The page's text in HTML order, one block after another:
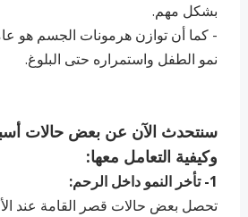
بشكل مهم.
- كما أن توازن هرمونات الجسم هو
نمو الطفل واستمراره حتى البلوغ.
سنتحدث الآن عن بعض حالات
وكيفية التعامل معها:
1- تأخر النمو داخل الرحم:
تحصل بعض حالات قصر القامة عند